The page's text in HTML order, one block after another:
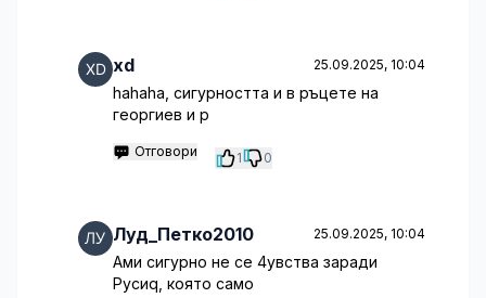
xd 25.09.2025, 10:04
hahaha, сигурността и в ръцете на
георгиев и р
Отговори 1 0
Луд_Петко2010 25.09.2025, 10:04
Ами сигурно не се 4увства заради
Русиq, която само